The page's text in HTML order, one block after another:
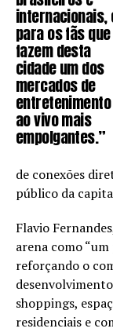
internacionais,
para os fãs que
fazem desta
cidade um dos
mercados de
entretenimento
ao vivo mais
empolgantes.”
de conexões
público da
Flavio
arena como
reforçando o
shoppings,
residenciais e